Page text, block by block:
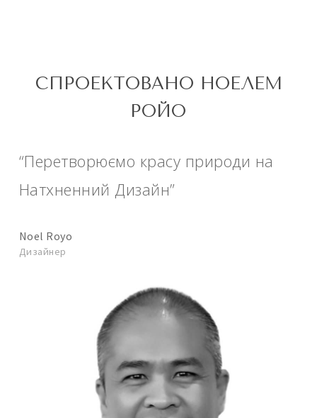
СПРОЕКТОВАНО НОЕЛЕМ
РОЙО
“Перетворюємо красу природи на
Натхненний Дизайн”
Noel Royo
Дизайнер